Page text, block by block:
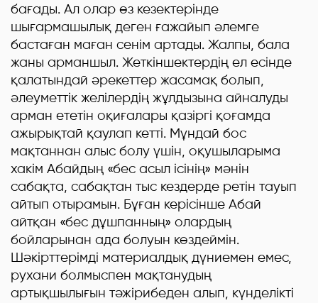
бағады. Ал олар өз кезектерінде
шығармашылық деген ғажайып әлемге
бастаған маған сенім артады. Жалпы, бала
жаны арманшыл. Жеткіншектердің ел есінде
қалатындай әрекеттер жасамақ болып,
әлеуметтік желілердің жұлдызына айналуды
арман ететін оқиғалары қазіргі қоғамда
ажырықтай қаулап кетті. Мұндай бос
мақтаннан алыс болу үшін, оқушыларыма
хакім Абайдың «бес асыл ісінің» мәнін
сабақта, сабақтан тыс кездерде ретін тауып
айтып отырамын. Бұған керісінше Абай
айтқан «бес дұшпанның» олардың
бойларынан ада болуын көздеймін.
Шәкірттерімді материалдық дүниемен емес,
рухани болмыспен мақтанудың
артықшылығын тәжірибеден алып, күнделікті